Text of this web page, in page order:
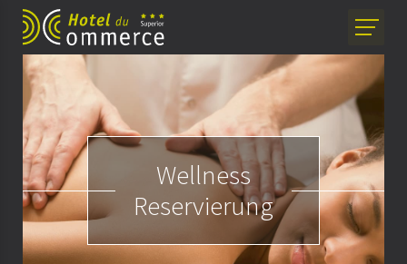
Wellness
Reservierung